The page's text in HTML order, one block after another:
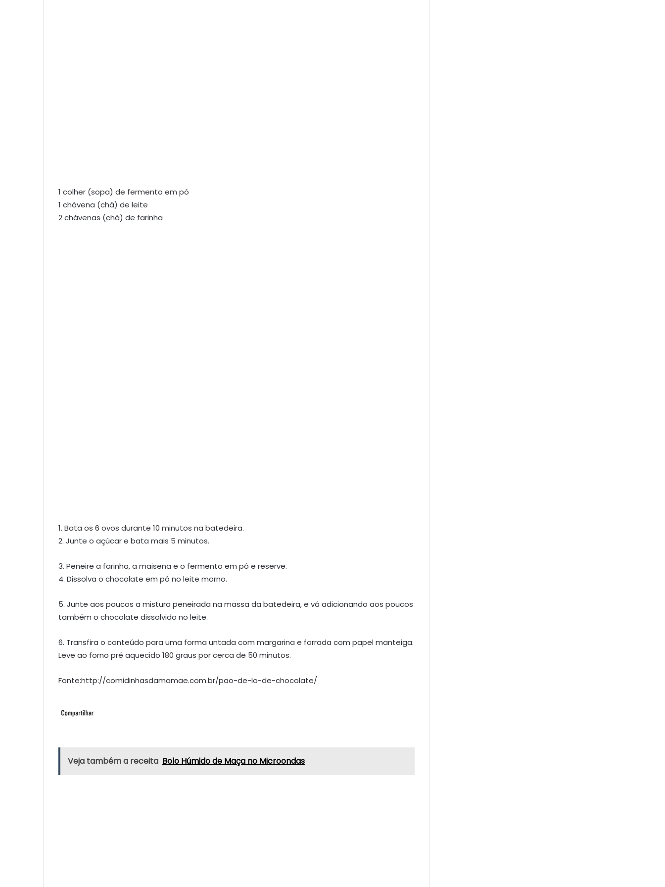
1 colher (sopa) de fermento em pó
1 chávena (chá) de leite
2 chávenas (chá) de farinha
1. Bata os 6 ovos durante 10 minutos na batedeira.
2. Junte o açúcar e bata mais 5 minutos.
3. Peneire a farinha, a maisena e o fermento em pó e reserve.
4. Dissolva o chocolate em pó no leite morno.
5. Junte aos poucos a mistura peneirada na massa da batedeira, e vá adicionando aos poucos
também o chocolate dissolvido no leite.
6. Transfira o conteúdo para uma forma untada com margarina e forrada com papel manteiga.
Leve ao forno pré aquecido 180 graus por cerca de 50 minutos.
Fonte:http://comidinhasdamamae.com.br/pao-de-lo-de-chocolate/
Veja também a receita Bolo Húmido de Maça no Microondas